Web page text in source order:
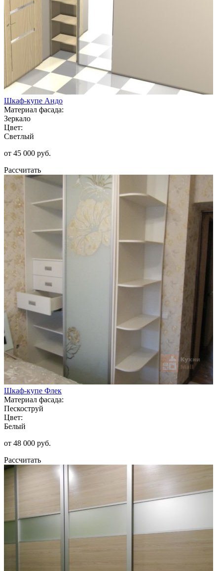
Шкаф-купе Андо
Материал фасада:
Зеркало
Цвет:
Светлый
от 45 000 руб.
Рассчитать
Шкаф-купе Флек
Материал фасада:
Пескоструй
Цвет:
Белый
от 48 000 руб.
Рассчитать